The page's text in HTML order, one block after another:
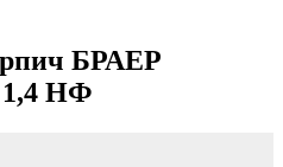
БРАЕР
НФ